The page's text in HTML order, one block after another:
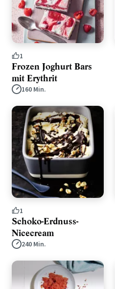
1
Frozen Joghurt Bars
mit Erythrit
160 Min.
1
Schoko-Erdnuss-
Nicecream
240 Min.